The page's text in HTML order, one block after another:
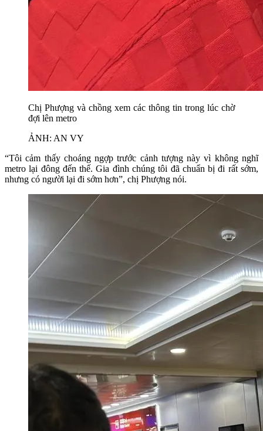
Chị Phượng và chồng xem các thông tin trong lúc chờ
đợi lên metro
ẢNH: AN VY
“Tôi cảm thấy choáng ngợp trước cảnh tượng này vì không nghĩ
metro lại đông đến thế. Gia đình chúng tôi đã chuẩn bị đi rất sớm,
nhưng có người lại đi sớm hơn”, chị Phượng nói.